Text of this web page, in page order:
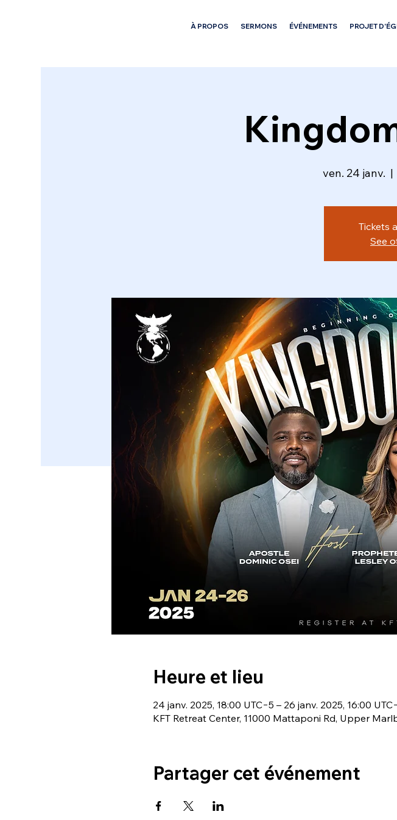
À PROPOS SERMONS ÉVÉNEMENTS PROJET
ven. 24 janv.
  |
Tickets
See
Heure et lieu
24 janv. 2025, 18:00 UTC−5 – 26 janv. 2025, 16:00
KFT Retreat Center, 11000 Mattaponi Rd, Upper
Partager cet événement